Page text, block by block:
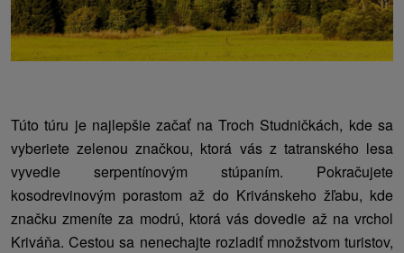
Túto túru je najlepšie začať na Troch Studničkách, kde sa
vyberiete zelenou značkou, ktorá vás z tatranského lesa
vyvedie serpentínovým stúpaním. Pokračujete
kosodrevinovým porastom až do Krivánskeho žľabu, kde
značku zmeníte za modrú, ktorá vás dovedie až na vrchol
Kriváňa. Cestou sa nenechajte rozladiť množstvom turistov,